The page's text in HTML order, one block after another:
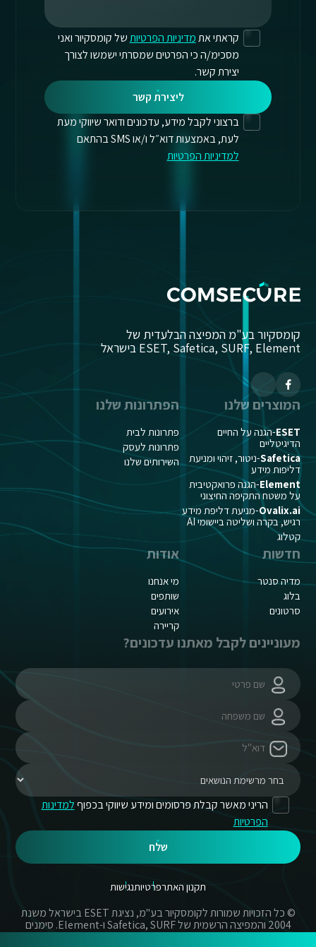
קראתי אתמדיניות הפרטיותשל קומסקיור ואני
מסכימ/ה כי הפרטים שמסרתי ישמשו לצורך
יצירת קשר.
ליצירת קשר
ברצוני לקבל מידע, עדכונים ודואר שיווקי מעת
לעת, באמצעות דוא״ל ו/או SMS בהתאם
למדיניות הפרטיות
קומסקיור בע"מ המפיצה הבלעדית של
ESET, Safetica, SURF, Element בישראל
המוצרים שלנו
ESET-הגנה על החיים
הדיגיטליים
Safetica-ניטור, זיהוי ומניעת
דליפות מידע
Element-הגנה פרואקטיבית
על משטח התקיפה החיצוני
Ovalix.ai-מניעת דליפת מידע
רגיש, בקרה ושליטה ביישומי AI
קטלוג
הפתרונות שלנו
פתרונות לבית
פתרונות לעסק
השירותים שלנו
חדשות
מדיה סנטר
בלוג
סרטונים
אודות
מי אנחנו
שותפים
אירועים
קריירה
מעוניינים לקבל מאתנו עדכונים?
הריני מאשר קבלת פרסומים ומידע שיווקי בכפוףלמדינות
הפרטיות
שלח
תקנון האתרפרטיותנגישות
© כל הזכויות שמורות לקומסקיור בע"מ, נציגת ESET בישראל משנת
2004 והמפיצה הרשמית של Safetica, SURF ו-Element. סימנים
מסחריים אשר בשימוש באתר זה הינם סימנים מסחריים או מותגים